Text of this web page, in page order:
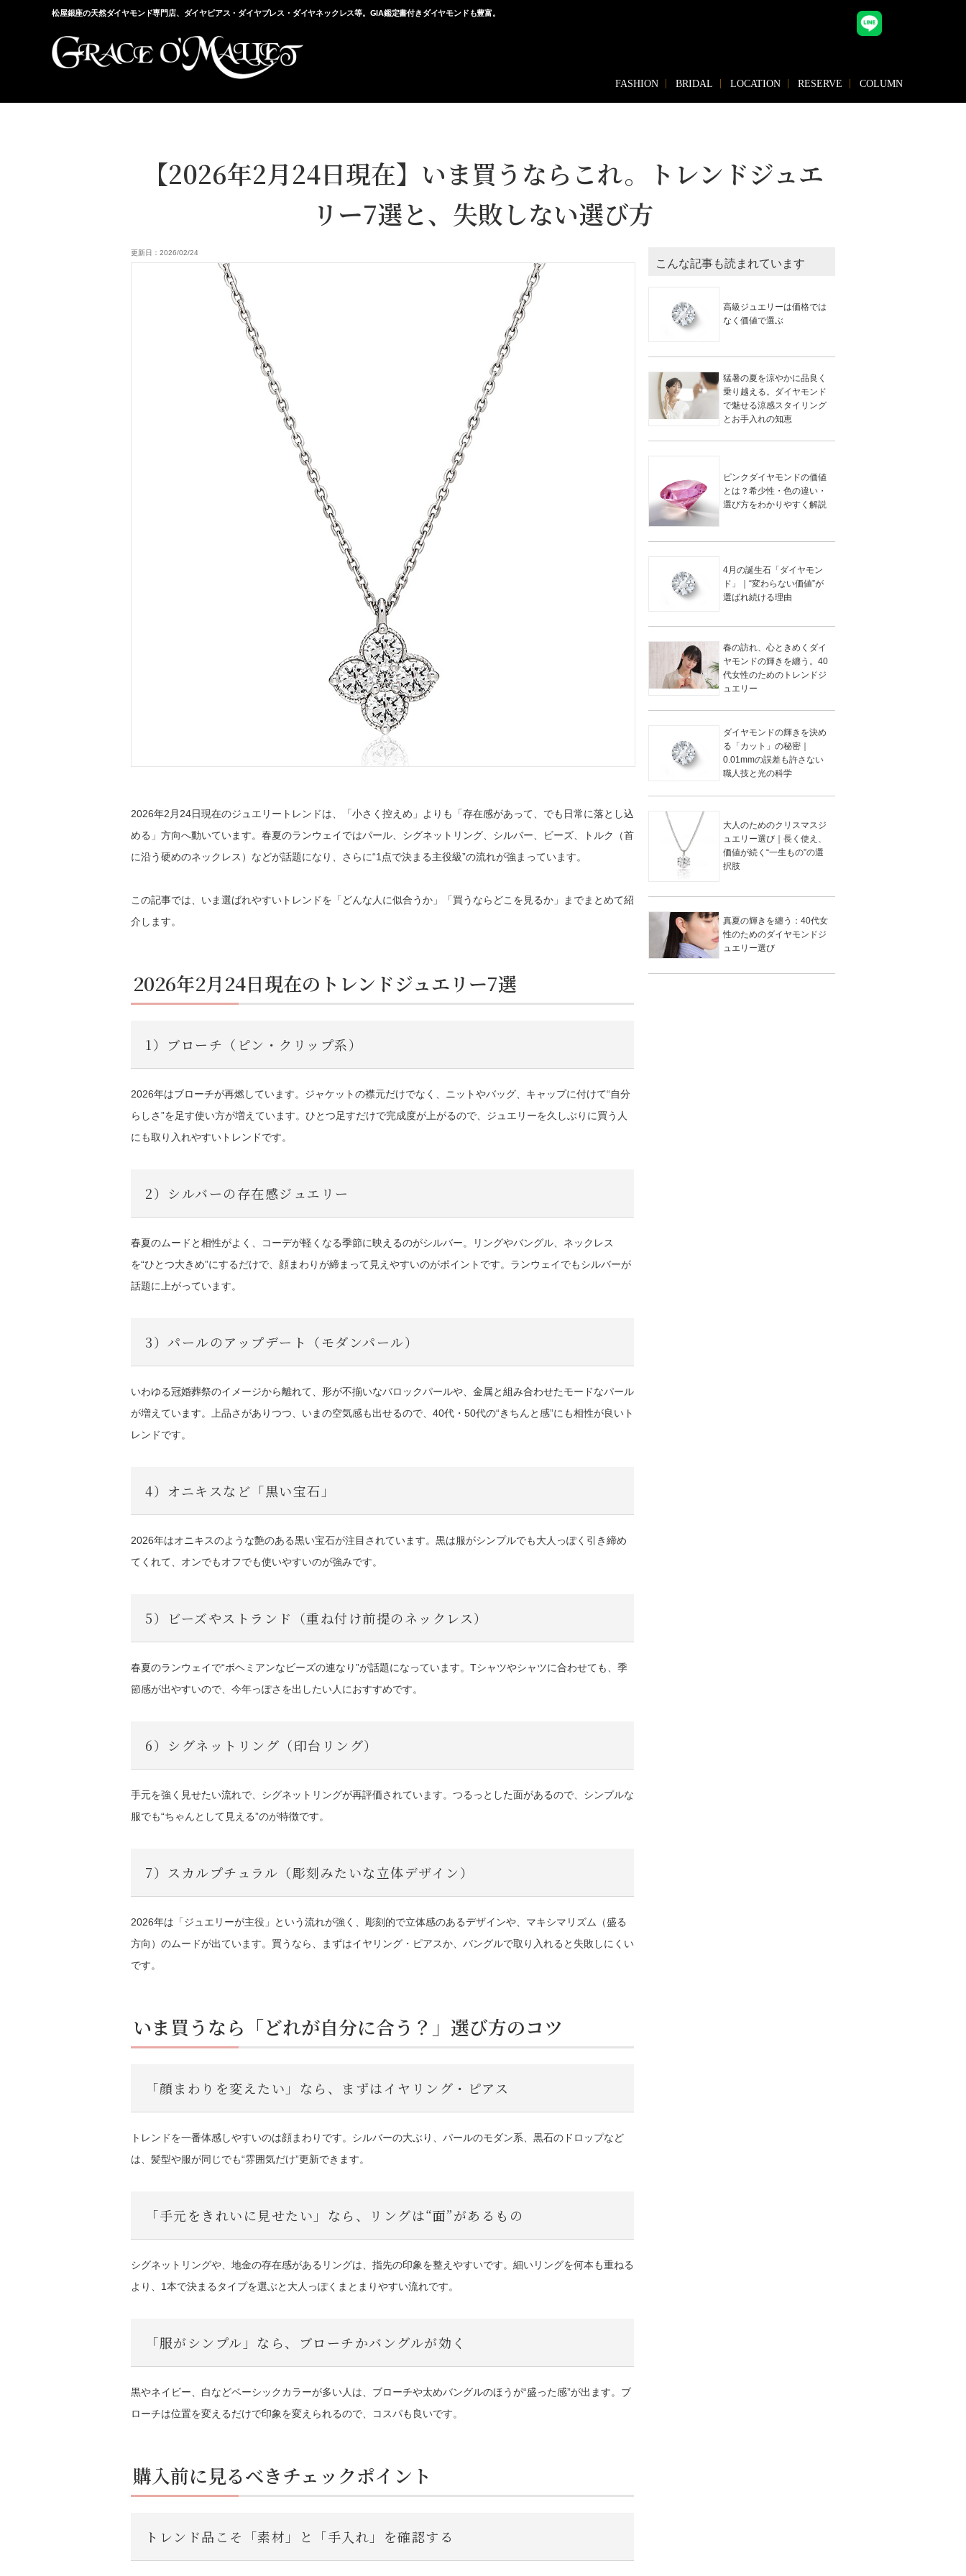
松屋銀座の天然ダイヤモンド専門店、ダイヤピアス・ダイヤブレス・ダイヤネックレス等。GIA鑑定書付きダイヤモンドも豊富。
FASHION BRIDAL LOCATION RESERVE COLUMN
【2026年2月24日現在】いま買うならこれ。トレンドジュエ
リー7選と、失敗しない選び方
更新日：2026/02/24
2026年2月24日現在のジュエリートレンドは、「小さく控えめ」よりも「存在感があって、でも日常に落とし込
める」方向へ動いています。春夏のランウェイではパール、シグネットリング、シルバー、ビーズ、トルク（首
に沿う硬めのネックレス）などが話題になり、さらに“1点で決まる主役級”の流れが強まっています。
この記事では、いま選ばれやすいトレンドを「どんな人に似合うか」「買うならどこを見るか」までまとめて紹
介します。
2026年2月24日現在のトレンドジュエリー7選
1）ブローチ（ピン・クリップ系）
2026年はブローチが再燃しています。ジャケットの襟元だけでなく、ニットやバッグ、キャップに付けて“自分
らしさ”を足す使い方が増えています。ひとつ足すだけで完成度が上がるので、ジュエリーを久しぶりに買う人
にも取り入れやすいトレンドです。
2）シルバーの存在感ジュエリー
春夏のムードと相性がよく、コーデが軽くなる季節に映えるのがシルバー。リングやバングル、ネックレス
を“ひとつ大きめ”にするだけで、顔まわりが締まって見えやすいのがポイントです。ランウェイでもシルバーが
話題に上がっています。
3）パールのアップデート（モダンパール）
いわゆる冠婚葬祭のイメージから離れて、形が不揃いなバロックパールや、金属と組み合わせたモードなパール
が増えています。上品さがありつつ、いまの空気感も出せるので、40代・50代の“きちんと感”にも相性が良いト
レンドです。
4）オニキスなど「黒い宝石」
2026年はオニキスのような艶のある黒い宝石が注目されています。黒は服がシンプルでも大人っぽく引き締め
てくれて、オンでもオフでも使いやすいのが強みです。
5）ビーズやストランド（重ね付け前提のネックレス）
春夏のランウェイで“ボヘミアンなビーズの連なり”が話題になっています。Tシャツやシャツに合わせても、季
節感が出やすいので、今年っぽさを出したい人におすすめです。
6）シグネットリング（印台リング）
手元を強く見せたい流れで、シグネットリングが再評価されています。つるっとした面があるので、シンプルな
服でも“ちゃんとして見える”のが特徴です。
7）スカルプチュラル（彫刻みたいな立体デザイン）
2026年は「ジュエリーが主役」という流れが強く、彫刻的で立体感のあるデザインや、マキシマリズム（盛る
方向）のムードが出ています。買うなら、まずはイヤリング・ピアスか、バングルで取り入れると失敗しにくい
です。
いま買うなら「どれが自分に合う？」選び方のコツ
「顔まわりを変えたい」なら、まずはイヤリング・ピアス
トレンドを一番体感しやすいのは顔まわりです。シルバーの大ぶり、パールのモダン系、黒石のドロップなど
は、髪型や服が同じでも“雰囲気だけ”更新できます。
「手元をきれいに見せたい」なら、リングは“面”があるもの
シグネットリングや、地金の存在感があるリングは、指先の印象を整えやすいです。細いリングを何本も重ねる
より、1本で決まるタイプを選ぶと大人っぽくまとまりやすい流れです。
「服がシンプル」なら、ブローチかバングルが効く
黒やネイビー、白などベーシックカラーが多い人は、ブローチや太めバングルのほうが“盛った感”が出ます。ブ
ローチは位置を変えるだけで印象を変えられるので、コスパも良いです。
購入前に見るべきチェックポイント
トレンド品こそ「素材」と「手入れ」を確認する
こんな記事も読まれています
高級ジュエリーは価格では
なく価値で選ぶ
猛暑の夏を涼やかに品良く
乗り越える。ダイヤモンド
で魅せる涼感スタイリング
とお手入れの知恵
ピンクダイヤモンドの価値
とは？希少性・色の違い・
選び方をわかりやすく解説
4月の誕生石「ダイヤモン
ド」｜“変わらない価値”が
選ばれ続ける理由
春の訪れ、心ときめくダイ
ヤモンドの輝きを纏う。40
代女性のためのトレンドジ
ュエリー
ダイヤモンドの輝きを決め
る「カット」の秘密｜
0.01mmの誤差も許さない
職人技と光の科学
大人のためのクリスマスジ
ュエリー選び｜長く使え、
価値が続く“一生もの”の選
択肢
真夏の輝きを纏う：40代女
性のためのダイヤモンドジ
ュエリー選び